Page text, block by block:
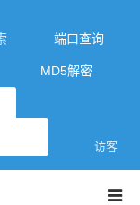
端口查询
MD5解密
访客